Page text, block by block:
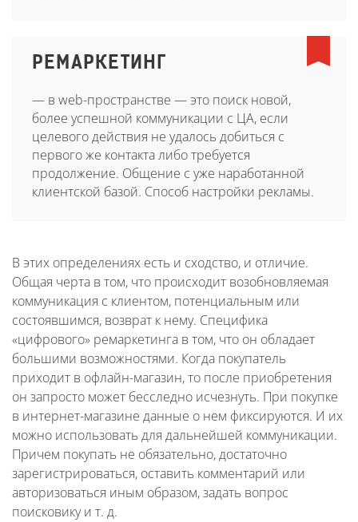
РЕМАРКЕТИНГ
— в web-пространстве — это поиск новой,
более успешной коммуникации с ЦА, если
целевого действия не удалось добиться с
первого же контакта либо требуется
продолжение. Общение с уже наработанной
клиентской базой. Способ настройки рекламы.
В этих определениях есть и сходство, и отличие.
Общая черта в том, что происходит возобновляемая
коммуникация с клиентом, потенциальным или
состоявшимся, возврат к нему. Специфика
«цифрового» ремаркетинга в том, что он обладает
большими возможностями. Когда покупатель
приходит в офлайн-магазин, то после приобретения
он запросто может бесследно исчезнуть. При покупке
в интернет-магазине данные о нем фиксируются. И их
можно использовать для дальнейшей коммуникации.
Причем покупать не обязательно, достаточно
зарегистрироваться, оставить комментарий или
авторизоваться иным образом, задать вопрос
поисковику и т. д.